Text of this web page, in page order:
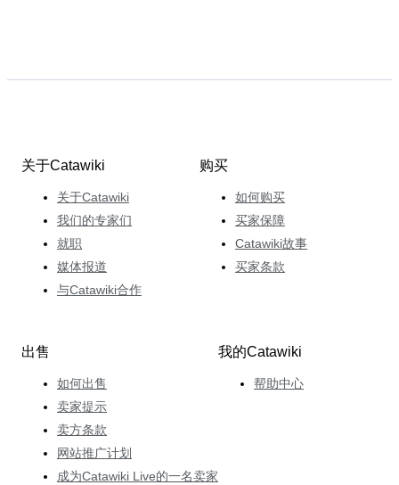
关于Catawiki
关于Catawiki
我们的专家们
就职
媒体报道
与Catawiki合作
购买
如何购买
买家保障
Catawiki故事
买家条款
出售
如何出售
卖家提示
卖方条款
网站推广计划
成为Catawiki Live的一名卖家
我的Catawiki
帮助中心